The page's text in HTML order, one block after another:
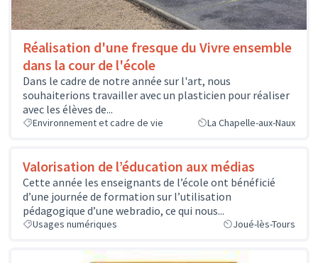
Réalisation d'une fresque du Vivre ensemble
dans la cour de l'école
Dans le cadre de notre année sur l'art, nous
souhaiterions travailler avec un plasticien pour réaliser
avec les élèves de...
Environnement et cadre de vie La Chapelle-aux-Naux
Valorisation de l’éducation aux médias
Cette année les enseignants de l’école ont bénéficié
d’une journée de formation sur l’utilisation
pédagogique d’une webradio, ce qui nous...
Usages numériques Joué-lès-Tours